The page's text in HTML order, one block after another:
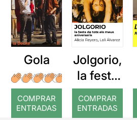
Gola
COMPRAR
ENTRADAS
Jolgorio,
la festa
de tots
els meus
COMPRAR
ENTRADAS